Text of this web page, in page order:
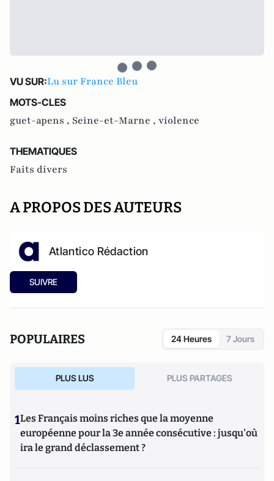
VU SUR:Lu sur France Bleu
MOTS-CLES
guet-apens , Seine-et-Marne , violence
THEMATIQUES
Faits divers
A PROPOS DES AUTEURS
Atlantico Rédaction
SUIVRE
POPULAIRES 24 Heures 7 Jours
PLUS LUS PLUS PARTAGES
1Les Français moins riches que la moyenne
européenne pour la 3e année consécutive : jusqu'où
ira le grand déclassement ?